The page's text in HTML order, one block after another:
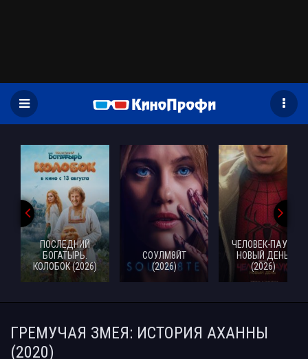
ПОСЛЕДНИЙ
БОГАТЫРЬ.
КОЛОБОК (2026)
СОУЛМ8ЙТ
(2026)
ЧЕЛОВЕК-ПАУК:
НОВЫЙ ДЕНЬ
(2026)
ГРЕМУЧАЯ ЗМЕЯ: ИСТОРИЯ АХАННЫ
(2020)